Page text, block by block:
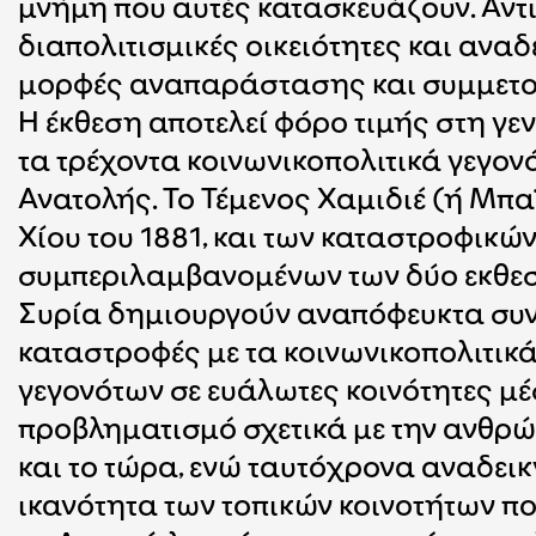
μνήμη που αυτές κατασκευάζουν.
διαπολιτισμικές οικειότητες και
μορφές αναπαράστασης και
Η έκθεση αποτελεί φόρο τιμής στη
τα τρέχοντα κοινωνικοπολιτικά
Ανατολής. Το Τέμενος Χαμιδιέ (ή
Χίου του 1881, και των
συμπεριλαμβανομένων των δύο
Συρία δημιουργούν αναπόφευκτα
καταστροφές με τα
γεγονότων σε ευάλωτες κοινότητες
προβληματισμό σχετικά με την
και το τώρα, ενώ ταυτόχρονα
ικανότητα των τοπικών κοινοτήτων